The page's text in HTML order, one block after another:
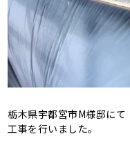
栃木県宇都宮市M様邸に
工事を行いました。